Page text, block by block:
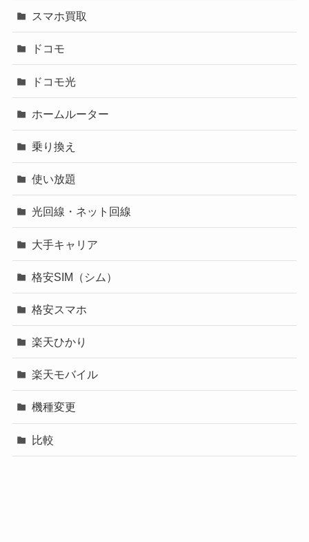
スマホ買取
ドコモ
ドコモ光
ホームルーター
乗り換え
使い放題
光回線・ネット回線
大手キャリア
格安SIM（シム）
格安スマホ
楽天ひかり
楽天モバイル
機種変更
比較